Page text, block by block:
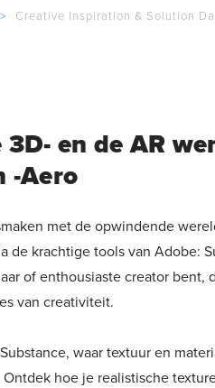
> Creative Inspiration & Solution
en de AR
-Aero
met de opwindende
de krachtige tools van Adobe:
of enthousiaste creator bent,
van creativiteit.
waar textuur en
hoe je realistische